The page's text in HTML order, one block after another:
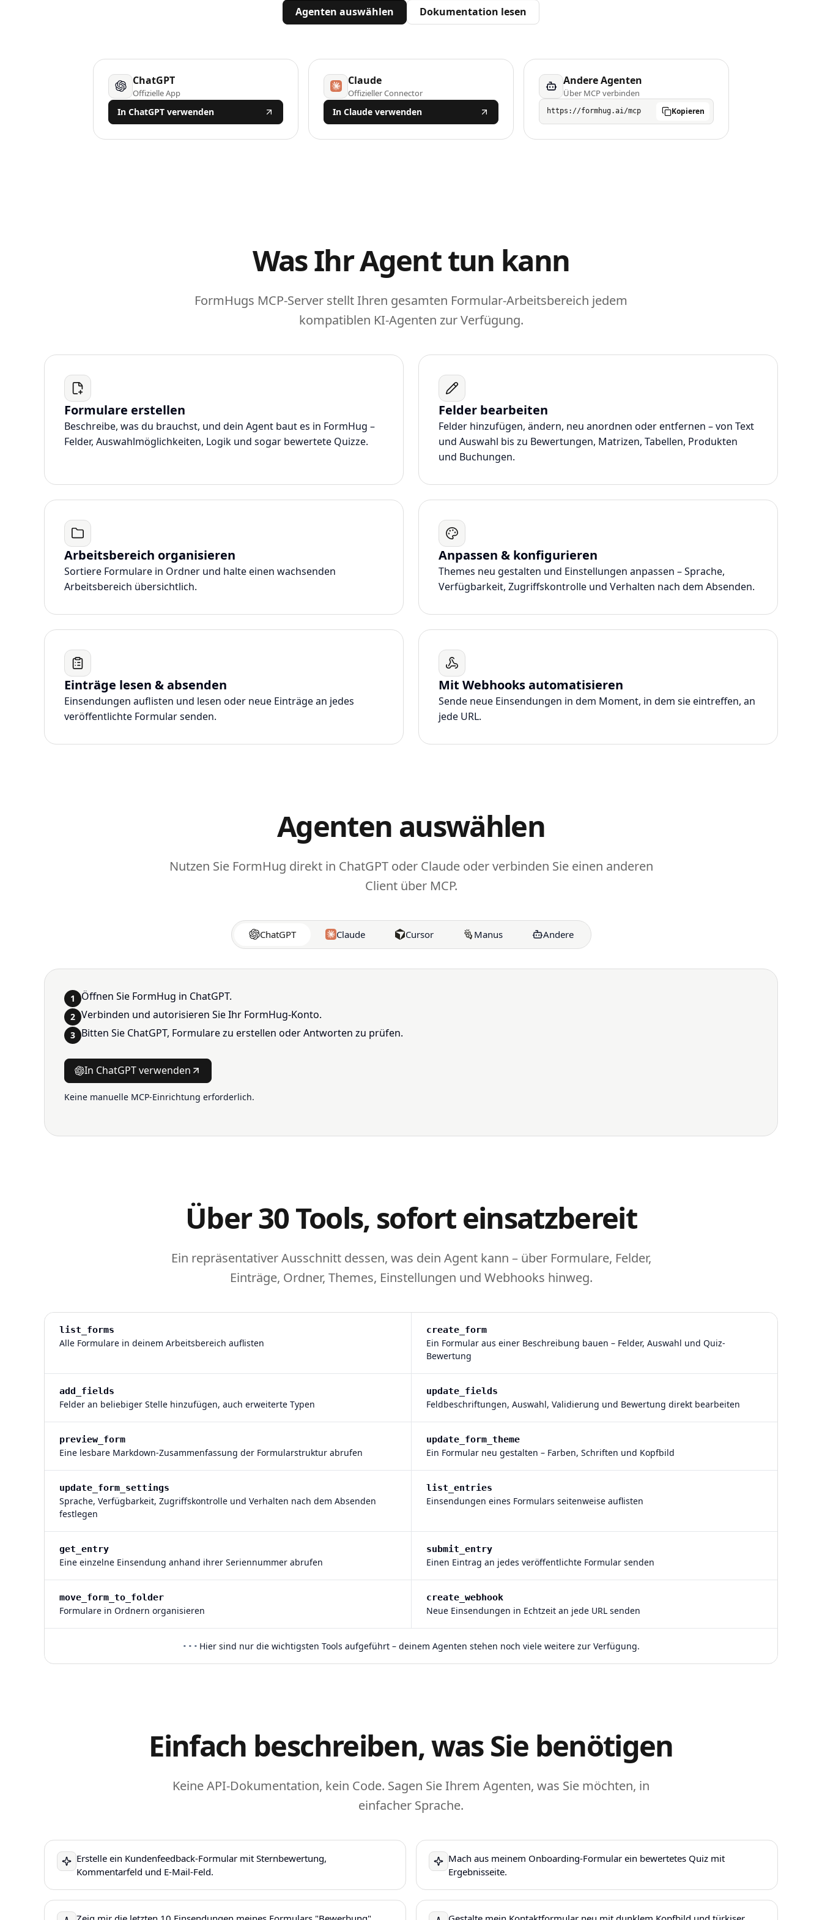
Agenten auswählen Dokumentation lesen
ChatGPT
Offizielle App
In ChatGPT verwenden
Claude
Offizieller Connector
In Claude verwenden
Andere Agenten
Über MCP verbinden
https://formhug.ai/mcp Kopieren
Was Ihr Agent tun kann
FormHugs MCP-Server stellt Ihren gesamten Formular-Arbeitsbereich jedem
kompatiblen KI-Agenten zur Verfügung.
Formulare erstellen
Beschreibe, was du brauchst, und dein Agent baut es in FormHug –
Felder, Auswahlmöglichkeiten, Logik und sogar bewertete Quizze.
Felder bearbeiten
Felder hinzufügen, ändern, neu anordnen oder entfernen – von Text
und Auswahl bis zu Bewertungen, Matrizen, Tabellen, Produkten
und Buchungen.
Arbeitsbereich organisieren
Sortiere Formulare in Ordner und halte einen wachsenden
Arbeitsbereich übersichtlich.
Anpassen & konfigurieren
Themes neu gestalten und Einstellungen anpassen – Sprache,
Verfügbarkeit, Zugriffskontrolle und Verhalten nach dem Absenden.
Einträge lesen & absenden
Einsendungen auflisten und lesen oder neue Einträge an jedes
veröffentlichte Formular senden.
Mit Webhooks automatisieren
Sende neue Einsendungen in dem Moment, in dem sie eintreffen, an
jede URL.
Agenten auswählen
Nutzen Sie FormHug direkt in ChatGPT oder Claude oder verbinden Sie einen anderen
Client über MCP.
ChatGPT Claude Cursor Manus Andere
1 Öffnen Sie FormHug in ChatGPT.
2 Verbinden und autorisieren Sie Ihr FormHug-Konto.
3 Bitten Sie ChatGPT, Formulare zu erstellen oder Antworten zu prüfen.
In ChatGPT verwenden
Keine manuelle MCP-Einrichtung erforderlich.
Über 30 Tools, sofort einsatzbereit
Ein repräsentativer Ausschnitt dessen, was dein Agent kann – über Formulare, Felder,
Einträge, Ordner, Themes, Einstellungen und Webhooks hinweg.
list_forms
Alle Formulare in deinem Arbeitsbereich auflisten
create_form
Ein Formular aus einer Beschreibung bauen – Felder, Auswahl und Quiz-
Bewertung
add_fields
Felder an beliebiger Stelle hinzufügen, auch erweiterte Typen
update_fields
Feldbeschriftungen, Auswahl, Validierung und Bewertung direkt bearbeiten
preview_form
Eine lesbare Markdown-Zusammenfassung der Formularstruktur abrufen
update_form_theme
Ein Formular neu gestalten – Farben, Schriften und Kopfbild
update_form_settings
Sprache, Verfügbarkeit, Zugriffskontrolle und Verhalten nach dem Absenden
festlegen
list_entries
Einsendungen eines Formulars seitenweise auflisten
get_entry
Eine einzelne Einsendung anhand ihrer Seriennummer abrufen
submit_entry
Einen Eintrag an jedes veröffentlichte Formular senden
move_form_to_folder
Formulare in Ordnern organisieren
create_webhook
Neue Einsendungen in Echtzeit an jede URL senden
··· Hier sind nur die wichtigsten Tools aufgeführt – deinem Agenten stehen noch viele weitere zur Verfügung.
Einfach beschreiben, was Sie benötigen
Keine API-Dokumentation, kein Code. Sagen Sie Ihrem Agenten, was Sie möchten, in
einfacher Sprache.
Erstelle ein Kundenfeedback-Formular mit Sternbewertung,
Kommentarfeld und E-Mail-Feld.
Mach aus meinem Onboarding-Formular ein bewertetes Quiz mit
Ergebnisseite.